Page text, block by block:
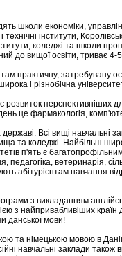
школи економіки,
технічні інститути,
коледжі та школи
до вищої освіти, триває 4-5
практичну, затребувану
і різнобічна
перспективніших
це фармакологія,
Всі вищі навчальні
та коледжі. Найбільш
п'ять є
ветеринарія,
абітурієнтам навчання
з викладанням
з найпривабливіших
данської мови!
та німецькою мовою в
навчальні заклади також